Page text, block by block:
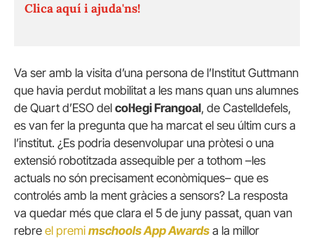
Clica aquí i ajuda'ns!
Va ser amb la visita d’una persona de l’Institut Guttmann
que havia perdut mobilitat a les mans quan uns alumnes
de Quart d’ESO del col·legi Frangoal, de Castelldefels,
es van fer la pregunta que ha marcat el seu últim curs a
l’institut. ¿Es podria desenvolupar una pròtesi o una
extensió robotitzada assequible per a tothom –les
actuals no són precisament econòmiques– que es
controlés amb la ment gràcies a sensors? La resposta
va quedar més que clara el 5 de juny passat, quan van
rebre el premi mschoolsApp Awards a la millor